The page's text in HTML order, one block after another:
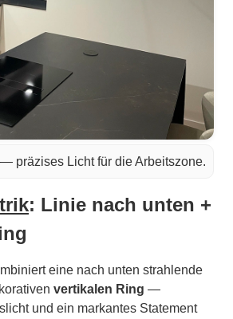
präzises Licht für die Arbeitszone.
: Linie nach unten +
eine nach unten strahlende
vertikalen Ring —
und ein markantes Statement